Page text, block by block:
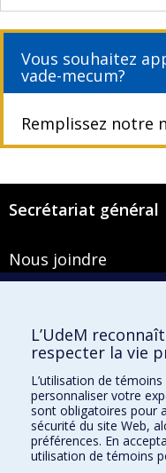
Vous souhaitez
vade-mecum?
Remplissez notre
Secrétariat général
Nous joindre
Montréal (Québec) H3T 1J4
Courriel :secretariat-
Admission
Plan du site
Accessibilité
L’UdeM
respecter la vie
L’utilisation de
personnaliser votre
sont obligatoires pour
sécurité du site Web,
préférences. En
utilisation de témoins